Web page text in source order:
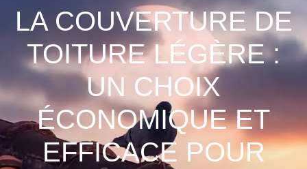
LA COUVERTURE DE
TOITURE LÉGÈRE :
UN CHOIX
ÉCONOMIQUE ET
EFFICACE POUR